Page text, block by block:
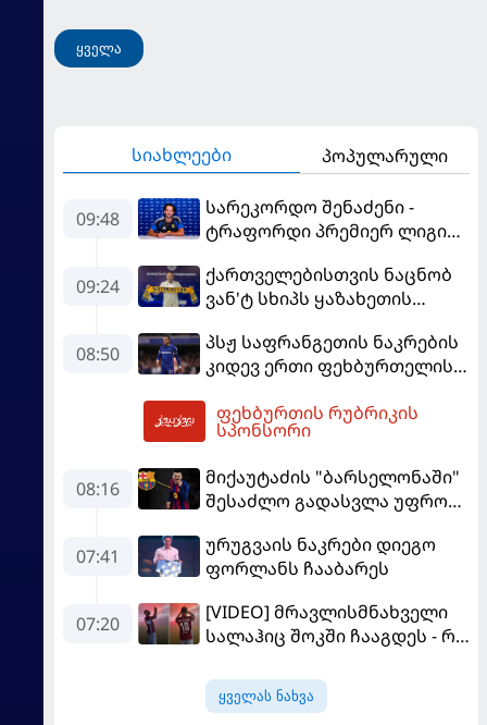
ყველა
სიახლეები პოპულარული
09:48
სარეკორდო შენაძენი -
ტრაფორდი პრემიერ ლიგის
09:24
ქართველებისთვის ნაცნობ
ვან'ტ სხიპს ყაზახეთის
08:50
პსჟ საფრანგეთის ნაკრების
კიდევ ერთი ფეხბურთელის
ფეხბურთის რუბრიკის
სპონსორი
08:16
მიქაუტაძის "ბარსელონაში"
შესაძლო გადასვლა უფრო
ესაუბრა ქართველი
კატალონიელთა მთავარ
07:41
ურუგვაის ნაკრები დიეგო
ფორლანს ჩააბარეს
07:20
[VIDEO] მრავლისმნახველი
სალაჰიც შოკში ჩააგდეს - რა
ეგვიპტელი ფეხბურთელის
წარდგენისას
ყველას ნახვა